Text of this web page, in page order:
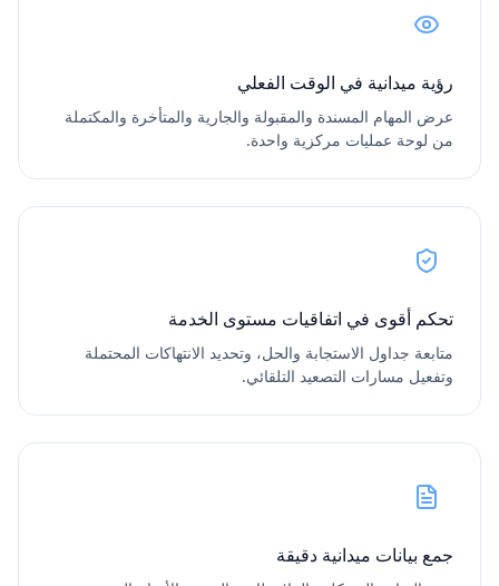
رؤية ميدانية في الوقت الفعلي
عرض المهام المسندة والمقبولة والجارية والمتأخرة والمكتملة
من لوحة عمليات مركزية واحدة.
تحكم أقوى في اتفاقيات مستوى الخدمة
متابعة جداول الاستجابة والحل، وتحديد الانتهاكات المحتملة
وتفعيل مسارات التصعيد التلقائي.
جمع بيانات ميدانية دقيقة